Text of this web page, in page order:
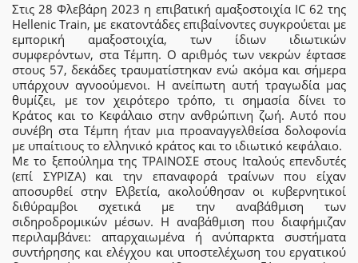
Στις 28 Φλεβάρη 2023 η επιβατική αμαξοστοιχία ΙC 62 της
Hellenic Train, με εκατοντάδες επιβαίνοντες συγκρούεται με
εμπορική αμαξοστοιχία, των ίδιων ιδιωτικών
συμφερόντων, στα Τέμπη. Ο αριθμός των νεκρών έφτασε
στους 57, δεκάδες τραυματίστηκαν ενώ ακόμα και σήμερα
υπάρχουν αγνοούμενοι. Η ανείπωτη αυτή τραγωδία μας
θυμίζει, με τον χειρότερο τρόπο, τι σημασία δίνει το
Κράτος και το Κεφάλαιο στην ανθρώπινη ζωή. Αυτό που
συνέβη στα Τέμπη ήταν μια προαναγγελθείσα δολοφονία
με υπαίτιους το ελληνικό κράτος και το ιδιωτικό κεφάλαιο.
Με το ξεπούλημα της ΤΡΑΙΝΟΣΕ στους Ιταλούς επενδυτές
(επί ΣΥΡΙΖΑ) και την επαναφορά τραίνων που είχαν
αποσυρθεί στην Ελβετία, ακολούθησαν οι κυβερνητικοί
διθύραμβοι σχετικά με την αναβάθμιση των
σιδηροδρομικών μέσων. Η αναβάθμιση που διαφήμιζαν
περιλαμβάνει: απαρχαιωμένα ή ανύπαρκτα συστήματα
συντήρησης και ελέγχου και υποστελέχωση του εργατικού